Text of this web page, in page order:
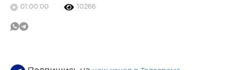
01:00:00 10266